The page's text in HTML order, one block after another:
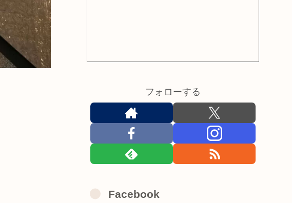
フォローする
Facebook